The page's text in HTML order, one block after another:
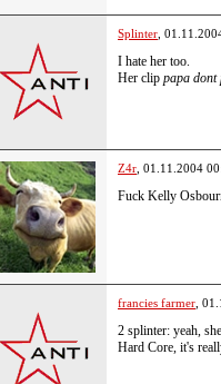
Splinter ,
I hate her too.
Her clip papa
Z4r , 01.11.2004
Fuck Kelly
francies farmer ,
2 splinter: yeah,
Hard Core, it's